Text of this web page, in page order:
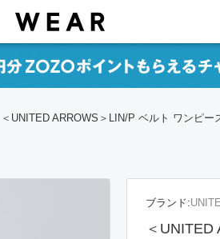
＜UNITED ARROWS＞LIN/P ベルト ワンピー
ブランド:
＜UNITED